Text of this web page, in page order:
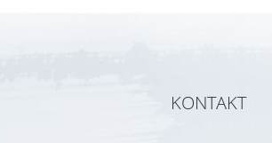
KONTAKT